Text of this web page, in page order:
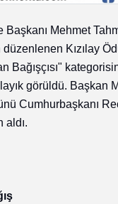
Mehmet
düzenlenen Kızılay
Bağışçısı"
görüldü. Başkan
Cumhurbaşkanı
aldı.